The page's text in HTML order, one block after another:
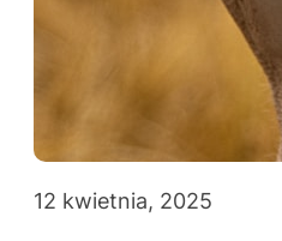
12 kwietnia, 2025